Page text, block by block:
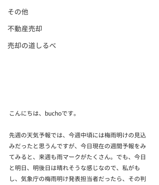
その他
不動産売却
売却の道しるべ
こんにちは、buchoです。
先週の天気予報では、今週中頃には梅雨明けの見込
みだったと思うんですが、今日現在の週間予報をみ
てみると、来週も雨マークがたくさん。でも、今日
と明日、明後日は晴れそうな感じなので、私がも
し、気象庁の梅雨明け発表担当者だったら、その判